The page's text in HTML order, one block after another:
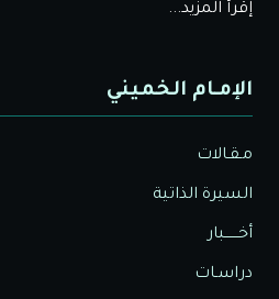
إقرأ المزيد...
الإمـام الخميني
مـقـالات
السيرة الذاتية
أخــــــبار
دراسـات